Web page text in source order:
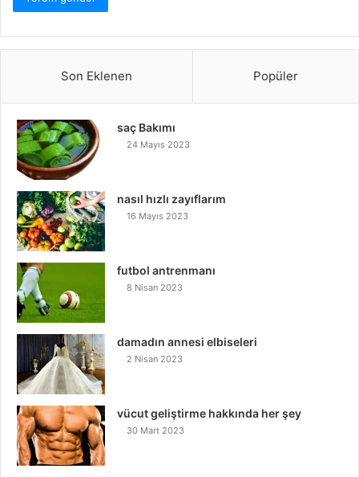
Son Eklenen Popüler
saç Bakımı
24 Mayıs 2023
nasıl hızlı zayıflarım
16 Mayıs 2023
futbol antrenmanı
8 Nisan 2023
damadın annesi elbiseleri
2 Nisan 2023
vücut geliştirme hakkında her şey
30 Mart 2023